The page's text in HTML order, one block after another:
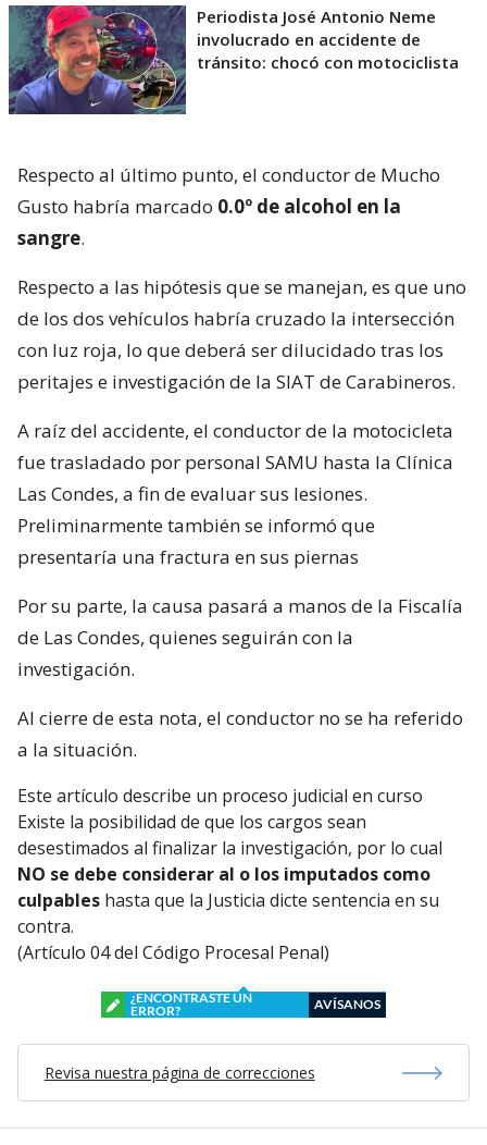
Periodista José Antonio Neme
involucrado en accidente de
tránsito: chocó con motociclista
Respecto al último punto, el conductor de Mucho
Gusto habría marcado 0.0º de alcohol en la
sangre.
Respecto a las hipótesis que se manejan, es que uno
de los dos vehículos habría cruzado la intersección
con luz roja, lo que deberá ser dilucidado tras los
peritajes e investigación de la SIAT de Carabineros.
A raíz del accidente, el conductor de la motocicleta
fue trasladado por personal SAMU hasta la Clínica
Las Condes, a fin de evaluar sus lesiones.
Preliminarmente también se informó que
presentaría una fractura en sus piernas
Por su parte, la causa pasará a manos de la Fiscalía
de Las Condes, quienes seguirán con la
investigación.
Al cierre de esta nota, el conductor no se ha referido
a la situación.
Este artículo describe un proceso judicial en curso
Existe la posibilidad de que los cargos sean
desestimados al finalizar la investigación, por lo cual
NO se debe considerar al o los imputados como
culpables hasta que la Justicia dicte sentencia en su
contra.
(Artículo 04 del Código Procesal Penal)
¿ENCONTRASTE UN
ERROR?
AVÍSANOS
Revisa nuestra página de correcciones